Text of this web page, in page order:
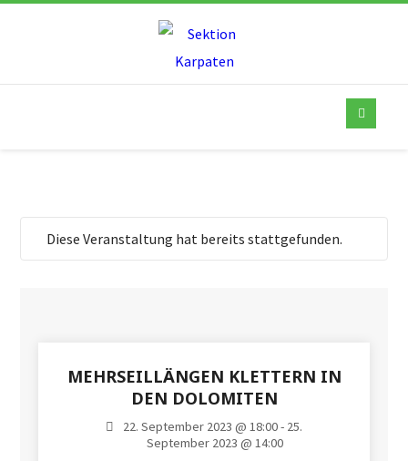
Diese Veranstaltung hat bereits stattgefunden.
MEHRSEILLÄNGEN KLETTERN IN
DEN DOLOMITEN
22. September 2023 @ 18:00 - 25.
September 2023 @ 14:00